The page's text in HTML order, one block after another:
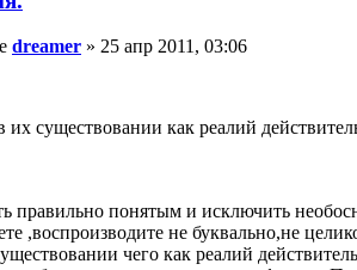
dreamer » 25 апр 2011, 03:06
их существовании как реалий
понятым и исключить
,воспроизводите не буквально,не
чего как реалий